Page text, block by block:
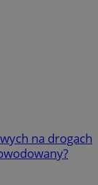
na drogach